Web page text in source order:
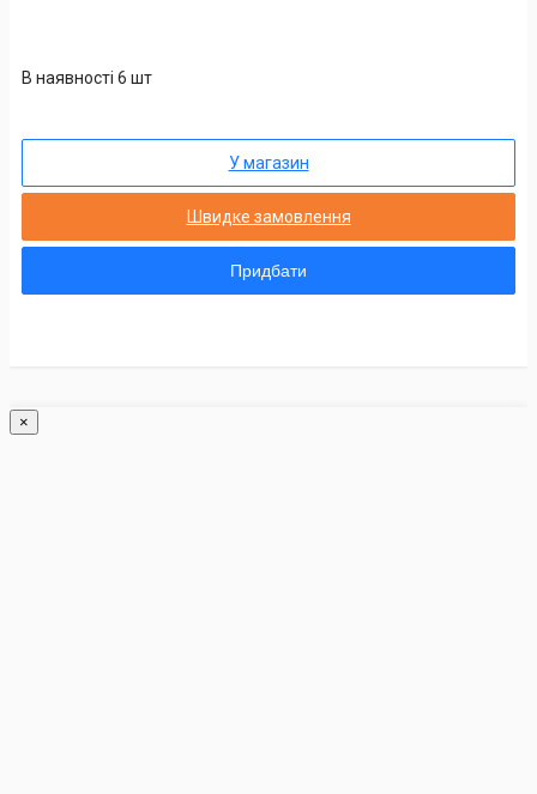
В наявності 6 шт
У магазин
Швидке замовлення
Придбати
×